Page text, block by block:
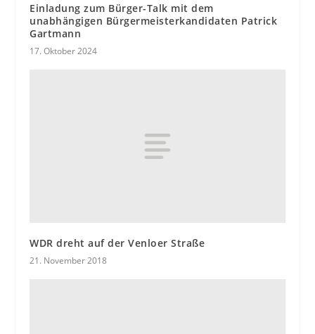
Einladung zum Bürger-Talk mit dem
unabhängigen Bürgermeisterkandidaten Patrick
Gartmann
17. Oktober 2024
WDR dreht auf der Venloer Straße
21. November 2018